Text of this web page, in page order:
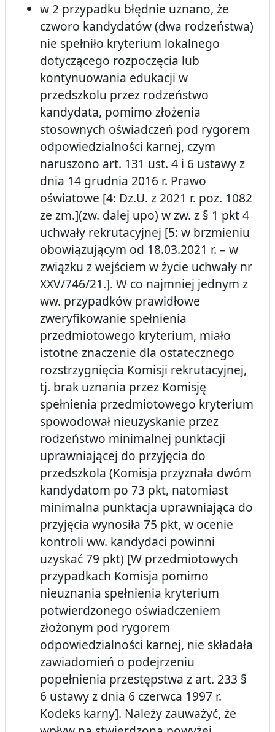
w 2 przypadku błędnie uznano, że
czworo kandydatów (dwa rodzeństwa)
nie spełniło kryterium lokalnego
dotyczącego rozpoczęcia lub
kontynuowania edukacji w
przedszkolu przez rodzeństwo
kandydata, pomimo złożenia
stosownych oświadczeń pod rygorem
odpowiedzialności karnej, czym
naruszono art. 131 ust. 4 i 6 ustawy z
dnia 14 grudnia 2016 r. Prawo
oświatowe [4: Dz.U. z 2021 r. poz. 1082
ze zm.](zw. dalej upo) w zw. z § 1 pkt 4
uchwały rekrutacyjnej [5: w brzmieniu
obowiązującym od 18.03.2021 r. – w
związku z wejściem w życie uchwały nr
XXV/746/21.]. W co najmniej jednym z
ww. przypadków prawidłowe
zweryfikowanie spełnienia
przedmiotowego kryterium, miało
istotne znaczenie dla ostatecznego
rozstrzygnięcia Komisji rekrutacyjnej,
tj. brak uznania przez Komisję
spełnienia przedmiotowego kryterium
spowodował nieuzyskanie przez
rodzeństwo minimalnej punktacji
uprawniającej do przyjęcia do
przedszkola (Komisja przyznała dwóm
kandydatom po 73 pkt, natomiast
minimalna punktacja uprawniająca do
przyjęcia wynosiła 75 pkt, w ocenie
kontroli ww. kandydaci powinni
uzyskać 79 pkt) [W przedmiotowych
przypadkach Komisja pomimo
nieuznania spełnienia kryterium
potwierdzonego oświadczeniem
złożonym pod rygorem
odpowiedzialności karnej, nie składała
zawiadomień o podejrzeniu
popełnienia przestępstwa z art. 233 §
6 ustawy z dnia 6 czerwca 1997 r.
Kodeks karny]. Należy zauważyć, że